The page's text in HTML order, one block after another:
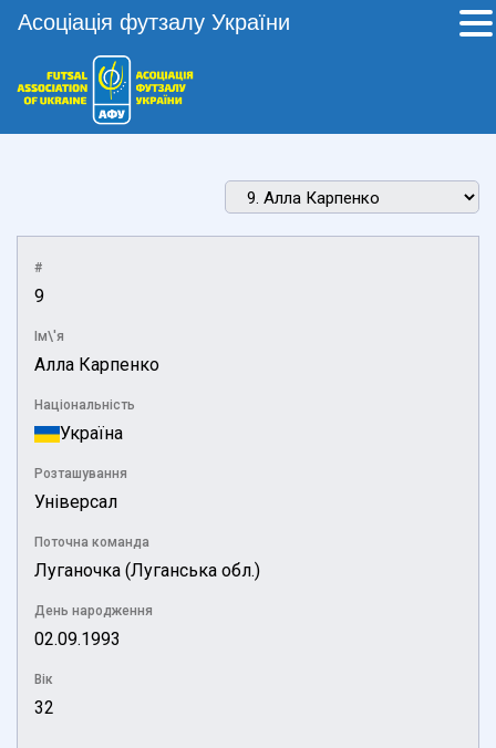
#
9
Ім\'я
Алла Карпенко
Національність
Україна
Розташування
Універсал
Поточна команда
Луганочка (Луганська обл.)
День народження
02.09.1993
Вік
32
Асоціація футзалу України